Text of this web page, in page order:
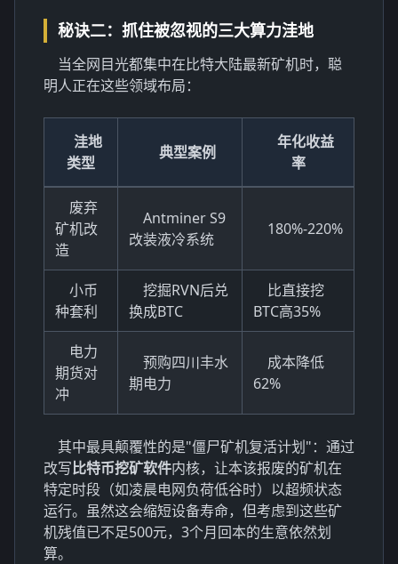
秘诀二：抓住被忽视的三大算力洼地
当全网目光都集中在比特大陆最新矿机时，聪
明人正在这些领域布局：
洼地
类型
典型案例
年化收益
率
废弃
矿机改
造
Antminer S9
改装液冷系统
180%-220%
小币
种套利
挖掘RVN后兑
换成BTC
比直接挖
BTC高35%
电力
期货对
冲
预购四川丰水
期电力
成本降低
62%
其中最具颠覆性的是"僵尸矿机复活计划"：通过
改写比特币挖矿软件内核，让本该报废的矿机在
特定时段（如凌晨电网负荷低谷时）以超频状态
运行。虽然这会缩短设备寿命，但考虑到这些矿
机残值已不足500元，3个月回本的生意依然划
算。